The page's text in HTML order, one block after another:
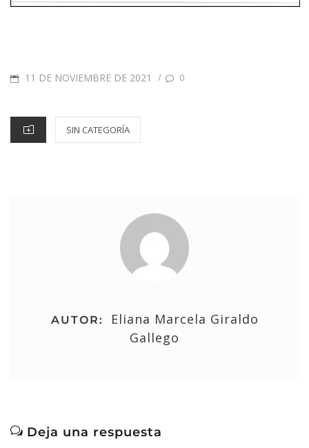
11 DE NOVIEMBRE DE 2021 / 0
SIN CATEGORÍA
AUTOR:
Eliana Marcela Giraldo
Gallego
Deja una respuesta